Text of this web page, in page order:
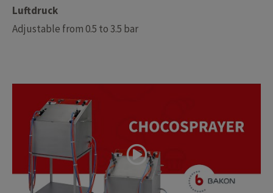
Luftdruck
Adjustable from 0.5 to 3.5 bar